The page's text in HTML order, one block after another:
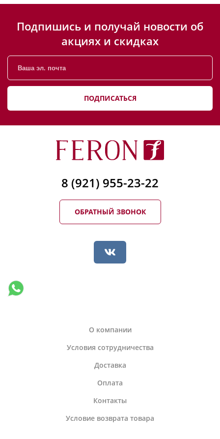
Подпишись и получай новости об
акциях и скидках
ПОДПИСАТЬСЯ
8 (921) 955-23-22
ОБРАТНЫЙ ЗВОНОК
О компании
Условия сотрудничества
Доставка
Оплата
Контакты
Условие возврата товара